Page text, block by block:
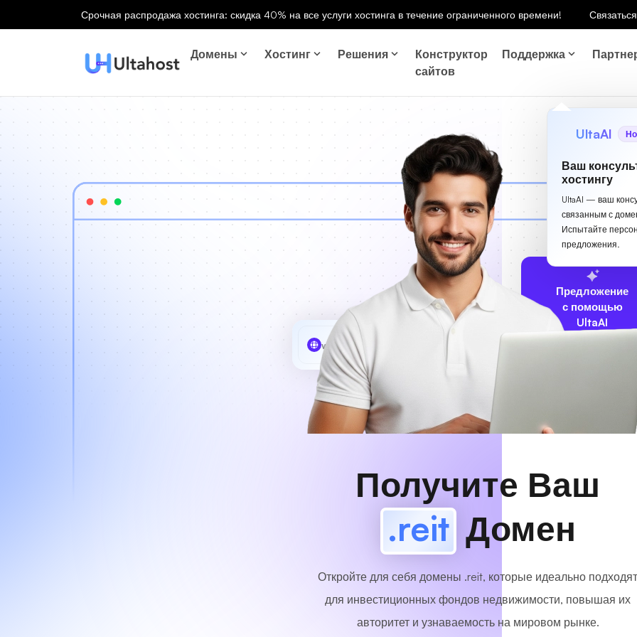
Срочная распродажа хостинга: скидка 40% на все услуги хостинга в течение ограниченного времени!
Домены Хостинг Решения
Конструктор
сайтов
Поддержка
UltaAI
Ваш
хостингу
UltaAI — ваш
связанным с
Испытайте
предложения.
Предложение
с помощью
UltaAI
www MyCafe
Получите Ваш
.reit Домен
Откройте для себя домены .reit, которые идеально подходят
для инвестиционных фондов недвижимости, повышая их
авторитет и узнаваемость на мировом рынке.